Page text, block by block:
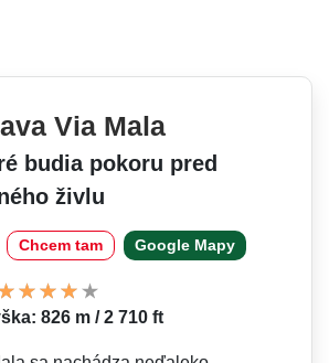
Via Mala
budia pokoru pred
živlu
Chcem tam Google Mapy
826 m / 2 710 ft